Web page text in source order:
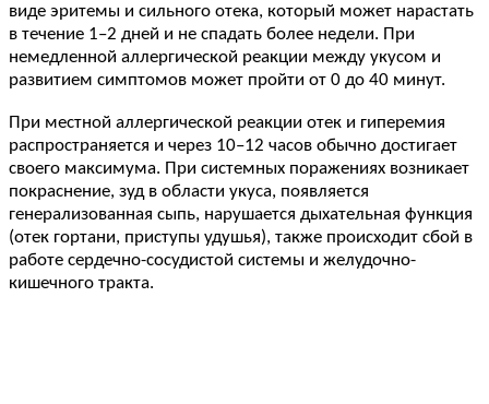
виде эритемы и сильного отека, который может нарастать
в течение 1–2 дней и не спадать более недели. При
немедленной аллергической реакции между укусом и
развитием симптомов может пройти от 0 до 40 минут.
При местной аллергической реакции отек и гиперемия
распространяется и через 10–12 часов обычно достигает
своего максимума. При системных поражениях возникает
покраснение, зуд в области укуса, появляется
генерализованная сыпь, нарушается дыхательная функция
(отек гортани, приступы удушья), также происходит сбой в
работе сердечно-сосудистой системы и желудочно-
кишечного тракта.